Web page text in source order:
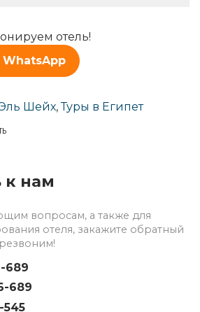
отель!
WhatsApp
Шейх,Туры в Египет
к нам
вопросам, а также для
отеля, закажите обратный
689
689
545